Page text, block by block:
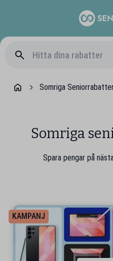
Somriga
Somriga
Spara pengar på
KAMPANJ